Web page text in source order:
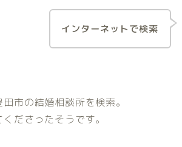
インターネットで検索
市の結婚相談所を検索。
ださったそうです。